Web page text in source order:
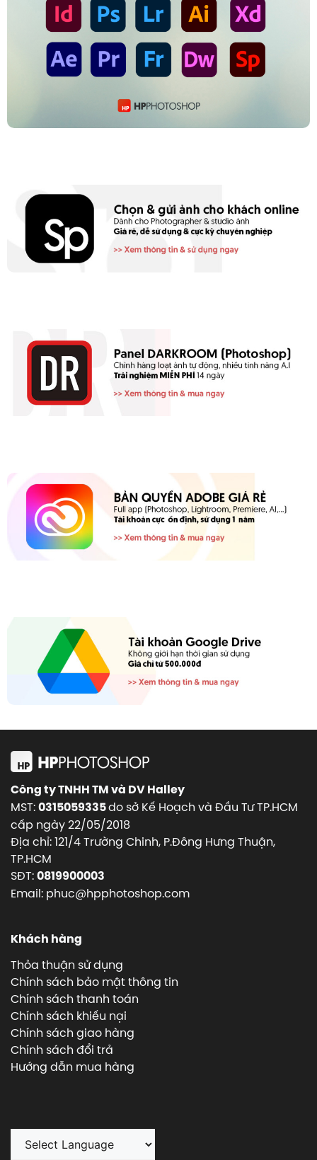
Công ty TNHH TM và DV Halley
MST:0315059335do sở Kế Hoạch và Đầu Tư TP.HCM
cấp ngày 22/05/2018
Địa chỉ: 121/4 Trường Chinh, P.Đông Hưng Thuận,
TP.HCM
SĐT:0819900003
Email: phuc@hpphotoshop.com
Khách hàng
Thỏa thuận sử dụng
Chính sách bảo mật thông tin
Chính sách thanh toán
Chính sách khiếu nại
Chính sách giao hàng
Chính sách đổi trả
Hướng dẫn mua hàng